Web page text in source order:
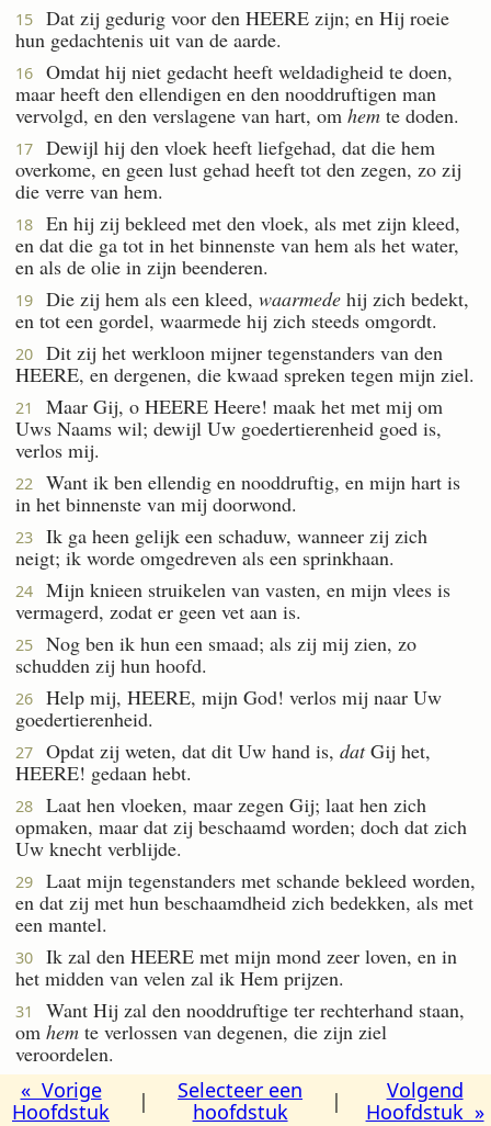
15
Dat zij gedurig voor den HEERE zijn; en Hij roeie
hun gedachtenis uit van de aarde.
16
Omdat hij niet gedacht heeft weldadigheid te doen,
maar heeft den ellendigen en den nooddruftigen man
vervolgd, en den verslagene van hart, om hem te doden.
17
Dewijl hij den vloek heeft liefgehad, dat die hem
overkome, en geen lust gehad heeft tot den zegen, zo zij
die verre van hem.
18
En hij zij bekleed met den vloek, als met zijn kleed,
en dat die ga tot in het binnenste van hem als het water,
en als de olie in zijn beenderen.
19 Die zij hem als een kleed, waarmede hij zich bedekt,
en tot een gordel, waarmede hij zich steeds omgordt.
20
Dit zij het werkloon mijner tegenstanders van den
HEERE, en dergenen, die kwaad spreken tegen mijn ziel.
21
Maar Gij, o HEERE Heere! maak het met mij om
Uws Naams wil; dewijl Uw goedertierenheid goed is,
verlos mij.
22
Want ik ben ellendig en nooddruftig, en mijn hart is
in het binnenste van mij doorwond.
23
Ik ga heen gelijk een schaduw, wanneer zij zich
neigt; ik worde omgedreven als een sprinkhaan.
24
Mijn knieen struikelen van vasten, en mijn vlees is
vermagerd, zodat er geen vet aan is.
25
Nog ben ik hun een smaad; als zij mij zien, zo
schudden zij hun hoofd.
26
Help mij, HEERE, mijn God! verlos mij naar Uw
goedertierenheid.
27 Opdat zij weten, dat dit Uw hand is, datGij het,
HEERE! gedaan hebt.
28
Laat hen vloeken, maar zegen Gij; laat hen zich
opmaken, maar dat zij beschaamd worden; doch dat zich
Uw knecht verblijde.
29
Laat mijn tegenstanders met schande bekleed worden,
en dat zij met hun beschaamdheid zich bedekken, als met
een mantel.
30
Ik zal den HEERE met mijn mond zeer loven, en in
het midden van velen zal ik Hem prijzen.
31
Want Hij zal den nooddruftige ter rechterhand staan,
om hem te verlossen van degenen, die zijn ziel
veroordelen.
« Vorige
Hoofdstuk
|
Selecteer een
hoofdstuk
|
Volgend
Hoofdstuk »